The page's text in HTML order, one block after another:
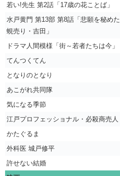
若い!先生 第2話「17歳の花ことば」
水戸黄門 第13部 第8話「悲願を秘めた
蜆売り・吉田」
ドラマ人間模様「街～若者たちは今」
てんつくてん
となりのとなり
あこがれ共同隊
気になる季節
江戸プロフェッショナル・必殺商売人
かたぐるま
外科医 城戸修平
許せない結婚